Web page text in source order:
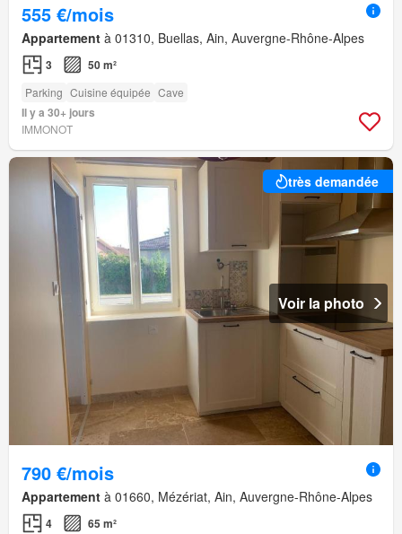
555 €/mois
Appartement à 01310, Buellas, Ain, Auvergne-Rhône-Alpes
3 50 m²
Parking Cuisine équipée Cave
Il y a 30+ jours
IMMONOT
très demandée
Voir la photo
790 €/mois
Appartement à 01660, Mézériat, Ain, Auvergne-Rhône-Alpes
4 65 m²